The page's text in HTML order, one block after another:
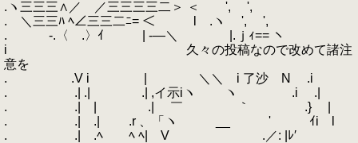
.ヽ三三三∧／ ／三三三三二＞ ＜ ', ',
. ＼三三ﾊ ﾍ∠三三二ﾆ= ＜ l .ヽ ', ',
. ゝ-.〈 .〉ｲ | -―＼ |.ｊｨ== ヽ
i 久々の投稿なので改めて諸注
意を
. .V i | ＼＼ i 了沙 N .i
. .| .| .| ,イ示iヽ ヽ .i .|
. .| | .| ￣ ｀ .} |
. .| .| .r 、「ヽ __ ' ｲi l
. .| .ﾍ ﾍ ﾍ| V .／: |ﾚ′